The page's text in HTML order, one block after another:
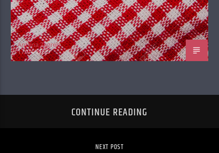
Antena Zagreb
17/04/2020
CONTINUE READING
NEXT POST